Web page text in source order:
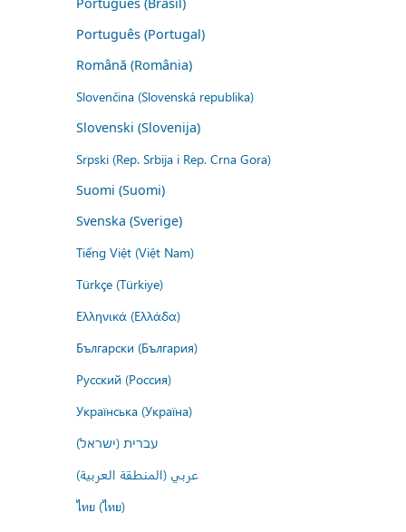
Português (Portugal)
Română (România)
Slovenčina (Slovenská republika)
Slovenski (Slovenija)
Srpski (Rep. Srbija i Rep. Crna Gora)
Suomi (Suomi)
Svenska (Sverige)
Tiếng Việt (Việt Nam)
Türkçe (Türkiye)
Ελληνικά (Ελλάδα)
Български (България)
Русский (Россия)
Українська (Україна)
עברית (ישראל)
عربي (المنطقة العربية)
ไทย (ไทย)